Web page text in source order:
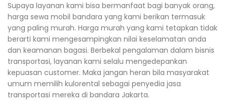
Supaya layanan kami bisa bermanfaat bagi banyak orang,
harga sewa mobil bandara yang kami berikan termasuk
yang paling murah. Harga murah yang kami tetapkan tidak
berarti kami mengesampingkan nilai keselamatan anda
dan keamanan bagasi. Berbekal pengalaman dalam bisnis
transportasi, layanan kami selalu mengedepankan
kepuasan customer. Maka jangan heran bila masyarakat
umum memilih kulorental sebagai penyedia jasa
transportasi mereka di bandara Jakarta.